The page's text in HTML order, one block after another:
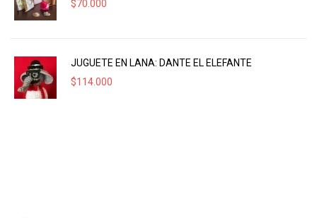
$70.000
JUGUETE EN LANA: DANTE EL ELEFANTE
$114.000